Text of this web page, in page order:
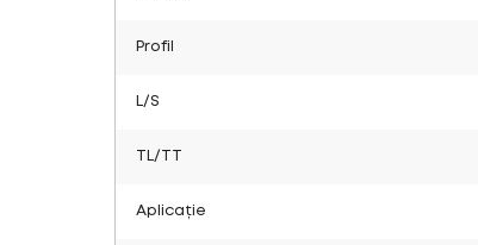
Profil
L/S
TL/TT
Aplicație